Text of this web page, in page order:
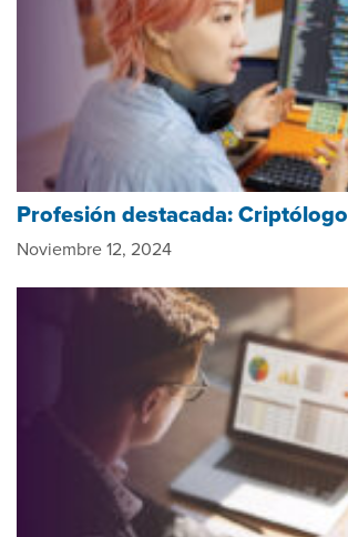
Profesión destacada: Criptólogo
Noviembre 12, 2024